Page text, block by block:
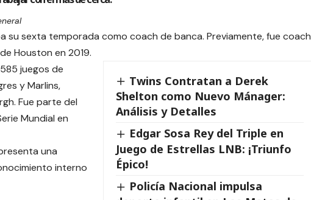
su sexta temporada como coach de banca. Previamente, fue coach
Houston en 2019.
Twins Contratan a Derek
Shelton como Nuevo Mánager:
Análisis y Detalles
Edgar Sosa Rey del Triple en
Juego de Estrellas LNB: ¡Triunfo
Épico!
Policía Nacional impulsa
juegos de
y Marlins,
Fue parte del
Mundial en
una
interno